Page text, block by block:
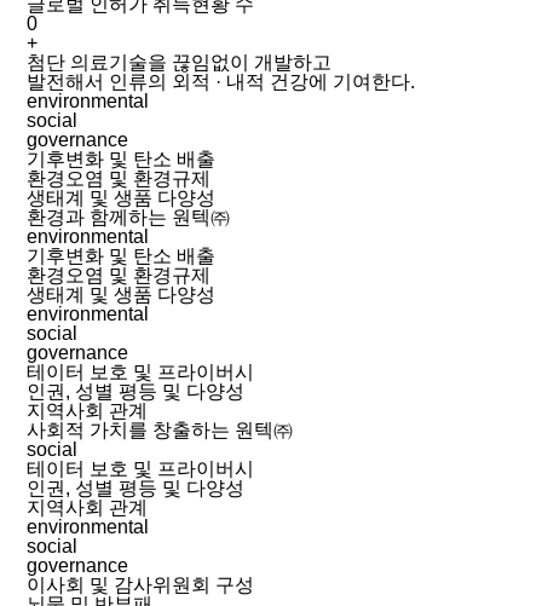
0
+
첨단 의료기술을 끊임없이 개발하고
발전해서 인류의 외적 · 내적 건강에 기여한다.
environmental
social
governance
기후변화 및 탄소 배출
환경오염 및 환경규제
생태계 및 생품 다양성
환경과 함께하는 원텍㈜
environmental
기후변화 및 탄소 배출
환경오염 및 환경규제
생태계 및 생품 다양성
environmental
social
governance
테이터 보호 및 프라이버시
인권, 성별 평등 및 다양성
지역사회 관계
사회적 가치를 창출하는 원텍㈜
social
테이터 보호 및 프라이버시
인권, 성별 평등 및 다양성
지역사회 관계
environmental
social
governance
이사회 및 감사위원회 구성